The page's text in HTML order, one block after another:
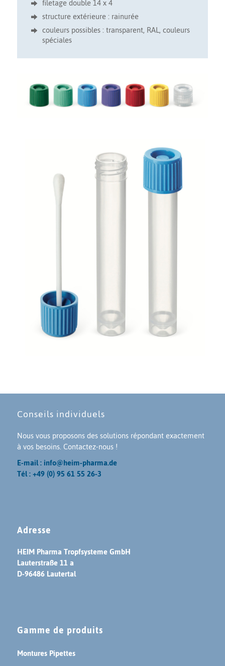
structure extérieure : rainurée
couleurs possibles : transparent, RAL, couleurs
spéciales
Conseils individuels
Nous vous proposons des solutions répondant exactement
à vos besoins. Contactez-nous !
E-mail : info@heim-pharma.de
Tél : +49 (0) 95 61 55 26-3
Adresse
HEIM Pharma Tropfsysteme GmbH
Lauterstraße 11 a
D-96486 Lautertal
Gamme de produits
Montures Pipettes